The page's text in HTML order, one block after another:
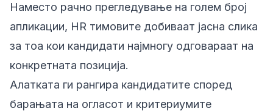
Наместо рачно прегледување на голем број
апликации, HR тимовите добиваат јасна слика
за тоа кои кандидати најмногу одговараат на
конкретната позиција.
Алатката ги рангира кандидатите според
барањата на огласот и критериумите